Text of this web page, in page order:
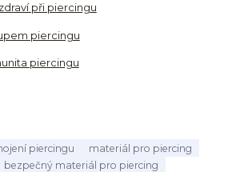
při piercingu
piercingu
piercingu
piercingu
materiál pro piercing
bezpečný materiál pro piercing